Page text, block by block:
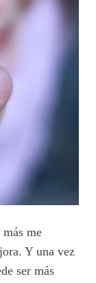
me
Y una vez
ser más